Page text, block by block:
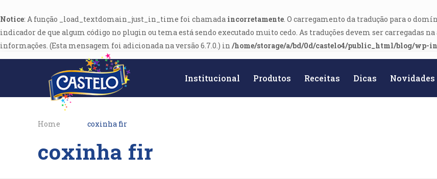
Notice: A função _load_textdomain_just_in_time foi chamada incorretamente. O carregamento da tradução para o
indicador de que algum código no plugin ou tema está sendo executado muito cedo. As traduções devem ser carregadas na
informações. (Esta mensagem foi adicionada na versão 6.7.0.) in /home/storage/a/bd/0d/castelo4/public_html/blog/wp-
Institucional Produtos Receitas Dicas Novidades
coxinha fir
Home coxinha fir